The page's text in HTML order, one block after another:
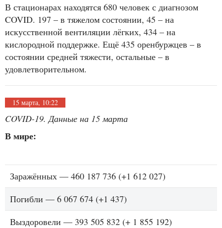
В стационарах находятся 680 человек с диагнозом
COVID. 197 – в тяжелом состоянии, 45 – на
искусственной вентиляции лёгких, 434 – на
кислородной поддержке. Ещё 435 оренбуржцев – в
состоянии средней тяжести, остальные – в
удовлетворительном.
15 марта, 10:22
COVID-19. Данные на 15 марта
В мире:
Заражённых — 460 187 736 (+1 612 027)
Погибли — 6 067 674 (+1 437)
Выздоровели — 393 505 832 (+ 1 855 192)